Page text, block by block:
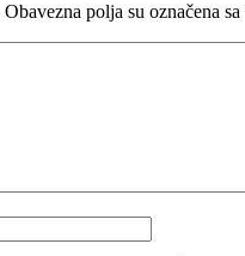
Obavezna polja su označena sa